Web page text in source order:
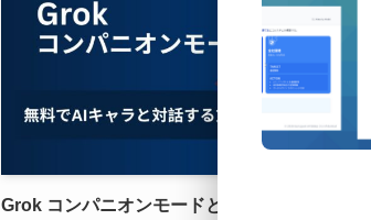
Grok コンパニオンモードとは？｜無料でAIキ